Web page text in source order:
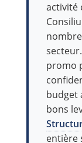
activité
promo
budget
bons
entière